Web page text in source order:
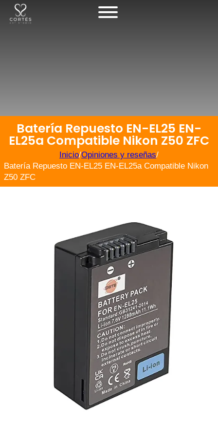
Batería Repuesto EN-EL25 EN-
EL25a Compatible Nikon Z50 ZFC
Inicio/Opiniones y reseñas/
Batería Repuesto EN-EL25 EN-EL25a Compatible Nikon
Z50 ZFC